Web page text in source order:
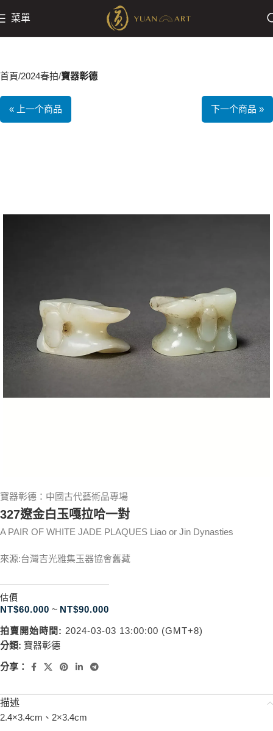
菜單
首頁 2024春拍 寶器彰德
« 上一个商品 下一个商品 »
寶器彰德：中國古代藝術品專場
327遼金白玉嘎拉哈一對
A PAIR OF WHITE JADE PLAQUES Liao or Jin Dynasties
來源:台灣吉光雅集玉器協會舊藏
估價
NT$60.000 ~ NT$90.000
拍賣開始時間: 2024-03-03 13:00:00 (GMT+8)
分類: 寶器彰德
分享：
描述
2.4×3.4cm、2×3.4cm